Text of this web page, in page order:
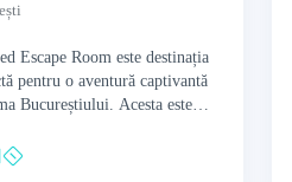
Escape Room este destinația
pentru o aventură captivantă
Bucureștiului. Acesta este
special concepute